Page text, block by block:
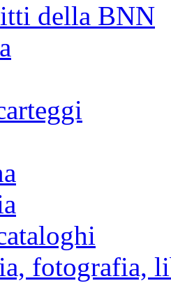
della BNN
fotografia,